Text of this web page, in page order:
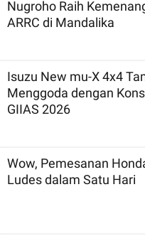
Nugroho Raih
ARRC di Mandalika
Isuzu New mu-X 4x4
Menggoda dengan
GIIAS 2026
Wow, Pemesanan
Ludes dalam Satu Hari